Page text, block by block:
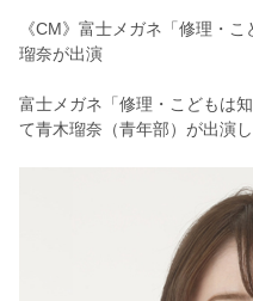
《CM》富士メガネ「修理・
瑠奈が出演
富士メガネ「修理・こどもは
て青木瑠奈（青年部） が出演し